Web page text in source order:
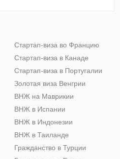
Стартап-виза во Францию
Стартап-виза в Канаде
Стартап-виза в Португалии
Золотая виза Венгрии
ВНЖ на Маврикии
ВНЖ в Испании
ВНЖ в Индонезии
ВНЖ в Таиланде
Гражданство в Турции